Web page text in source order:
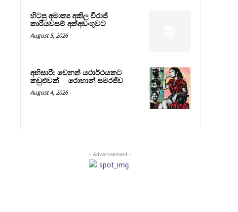
හිටපු අමාත්‍ය අකිල විරාජ්
කාරියවසම් අත්අඩංගුවට
August 5, 2026
අභිසාරී: වෙනත් යථාර්ථයකට
කවුළුවක් – රොහාන් සමරජීව
August 4, 2026
- Advertisement -